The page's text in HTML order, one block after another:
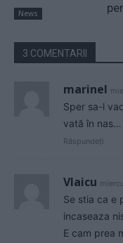
News
3 COMENTARII
marinel
Sper sa-l
vată în nas…
Răspundeți
Vlaicu
Se stia ca e
incaseaza
E cam prea